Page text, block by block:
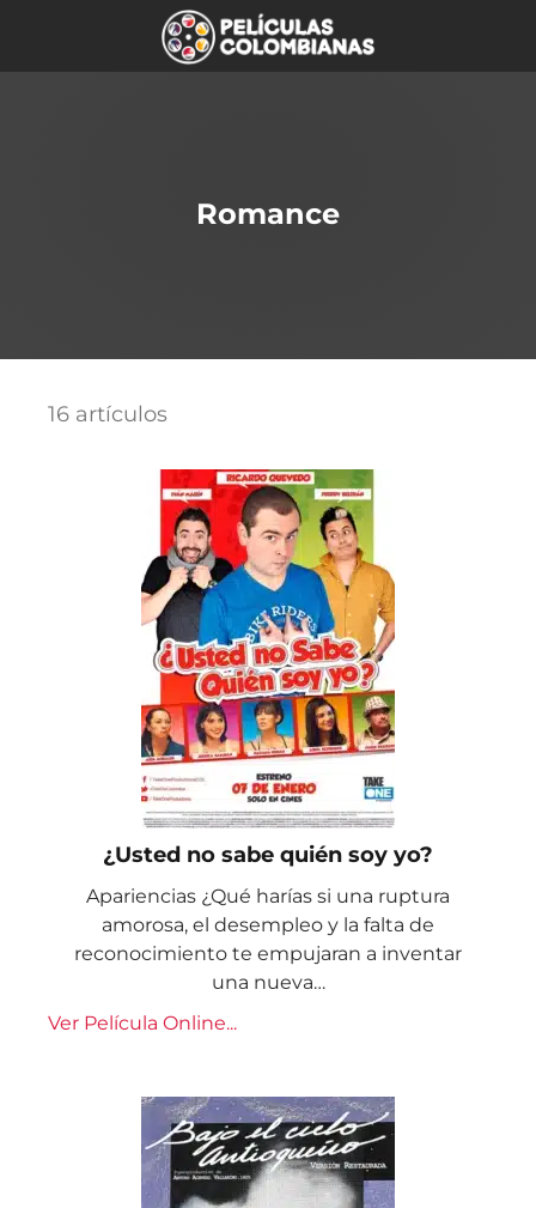
Romance
16 artículos
¿Usted no sabe quién soy yo?
Apariencias ¿Qué harías si una ruptura
amorosa, el desempleo y la falta de
reconocimiento te empujaran a inventar
una nueva…
Ver Película Online...